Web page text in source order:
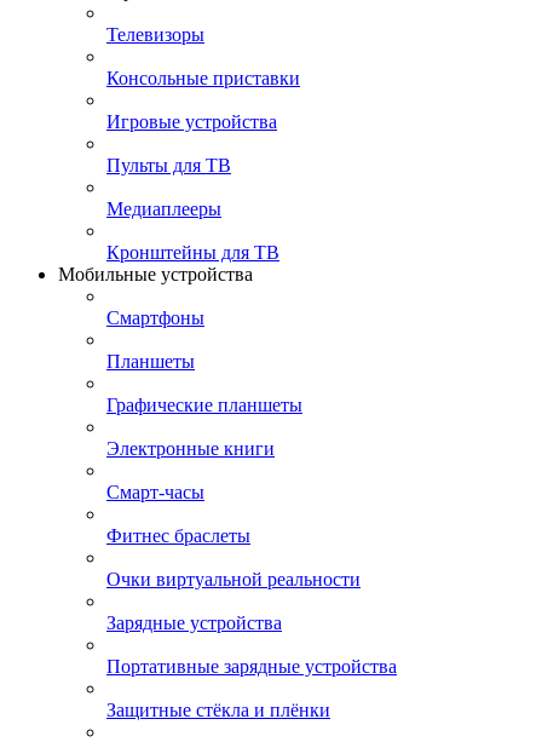
Телевизоры
Консольные приставки
Игровые устройства
Пульты для ТВ
Медиаплееры
Кронштейны для ТВ
Мобильные устройства
Смартфоны
Планшеты
Графические планшеты
Электронные книги
Смарт-часы
Фитнес браслеты
Очки виртуальной реальности
Зарядные устройства
Портативные зарядные устройства
Защитные стёкла и плёнки